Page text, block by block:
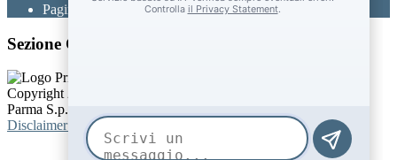
Pagina visualizzata1068volte
Sezione Copyright
Copyright 2026 | Engineered and powered by Gruppo Spaggiari
Parma S.p.A. | Divisione Publishing & New Social Media
Disclaimer trattamento dati personali